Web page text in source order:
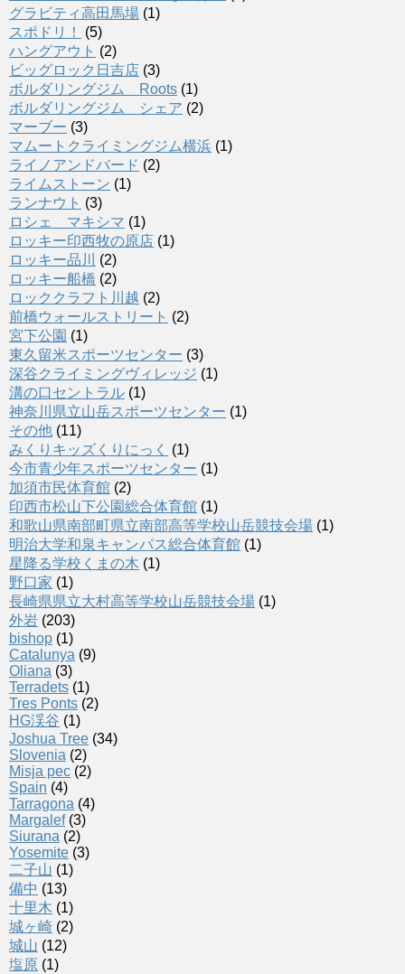
グラビティ高田馬場 (1)
スポドリ！
(5)
ハングアウト (2)
ビッグロック日吉店 (3)
ボルダリングジム Roots (1)
ボルダリングジム シェア (2)
マーブー (3)
マムートクライミングジム横浜 (1)
ライノアンドバード (2)
ライムストーン (1)
ランナウト (3)
ロシェ マキシマ (1)
ロッキー印西牧の原店 (1)
ロッキー品川
(2)
ロッキー船橋 (2)
ロッククラフト川越 (2)
前橋ウォールストリート (2)
宮下公園 (1)
東久留米スポーツセンター (3)
深谷クライミングヴィレッジ (1)
溝の口セントラル (1)
神奈川県立山岳スポーツセンター (1)
その他 (11)
みくりキッズくりにっく
(1)
今市青少年スポーツセンター (1)
加須市民体育館 (2)
印西市松山下公園総合体育館 (1)
和歌山県南部町県立南部高等学校山岳競技会場 (1)
明治大学和泉キャンパス総合体育館 (1)
星降る学校くまの木 (1)
野口家 (1)
長崎県県立大村高等学校山岳競技会場 (1)
外岩 (203)
bishop (1)
Catalunya (9)
Oliana (3)
Terradets (1)
Tres Ponts (2)
HG渓谷 (1)
Joshua Tree (34)
Slovenia (2)
Misja pec (2)
Spain (4)
Tarragona (4)
Margalef(3)
Siurana (2)
Yosemite (3)
二子山 (1)
備中 (13)
十里木 (1)
城ヶ崎 (2)
城山 (12)
塩原 (1)